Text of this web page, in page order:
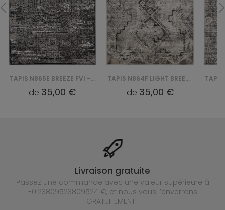
TAPIS N865E BREEZE FVI - CZARNY
de 35,00 €
TAPIS N864F LIGHT BREEZE FVI - SZARY
de 35,00 €
Livraison gratuite
Passez une commande avec une valeur supérieure à
-0.23809523809524 €, et nous vous l’enverrons
GRATUITEMENT !